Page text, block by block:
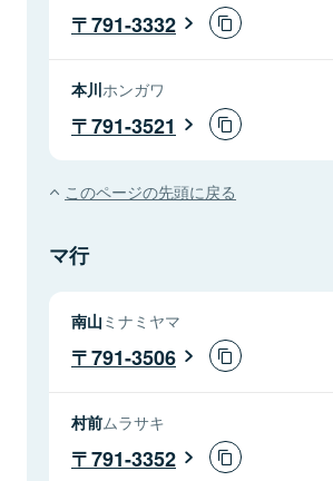
791-3332
本川ホンガワ
791-3521
このページの先頭に戻る
マ行
南山 ミナミヤマ
791-3506
村前ムラサキ
791-3352